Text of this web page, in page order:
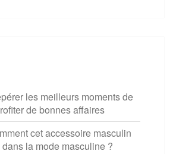
les meilleurs moments de
de bonnes affaires
cet accessoire masculin
la mode masculine ?